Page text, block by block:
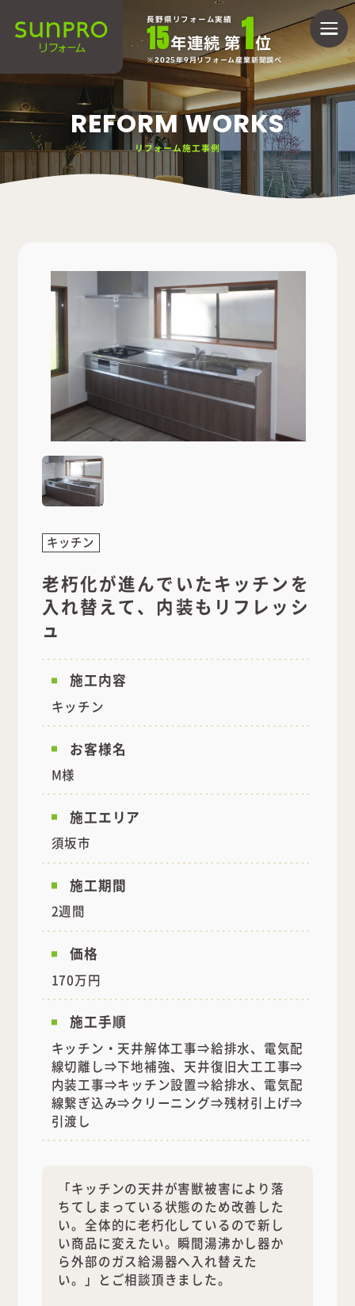
長野県リフォーム実績
15年連続 第1位
2025年9月リフォーム産業新聞調べ
REFORM WORKS
リフォーム施工事例
キッチン
老朽化が進んでいたキッチンを
入れ替えて、内装もリフレッシ
ュ
施工内容
キッチン
お客様名
M様
施工エリア
須坂市
施工期間
2週間
価格
170万円
施工手順
キッチン・天井解体工事⇒給排水、電気配
線切離し⇒下地補強、天井復旧大工工事⇒
内装工事⇒キッチン設置⇒給排水、電気配
線繋ぎ込み⇒クリーニング⇒残材引上げ⇒
引渡し
「キッチンの天井が害獣被害により落
ちてしまっている状態のため改善した
い。全体的に老朽化しているので新し
い商品に変えたい。瞬間湯沸かし器か
ら外部のガス給湯器へ入れ替えた
い。」とご相談頂きました。